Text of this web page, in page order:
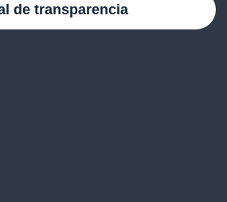
de transparencia